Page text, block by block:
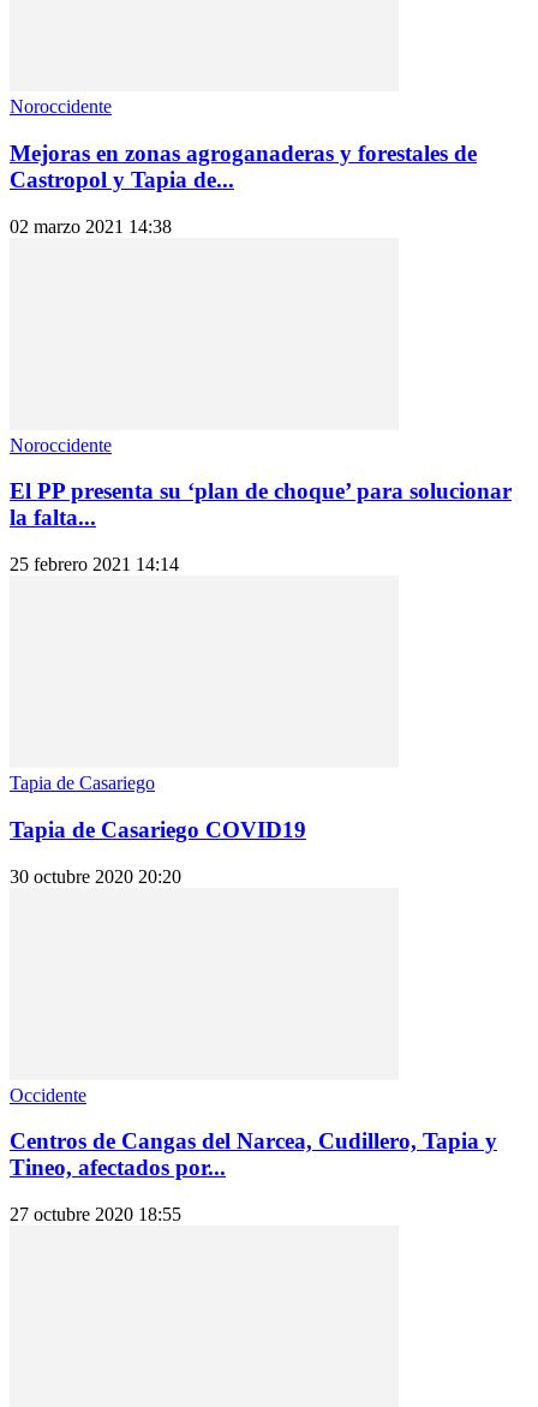
Noroccidente
Mejoras en zonas agroganaderas y forestales de
Castropol y Tapia de...
02 marzo 2021 14:38
Noroccidente
El PP presenta su ‘plan de choque’ para solucionar
la falta...
25 febrero 2021 14:14
Tapia de Casariego
Tapia de Casariego COVID19
30 octubre 2020 20:20
Occidente
Centros de Cangas del Narcea, Cudillero, Tapia y
Tineo, afectados por...
27 octubre 2020 18:55